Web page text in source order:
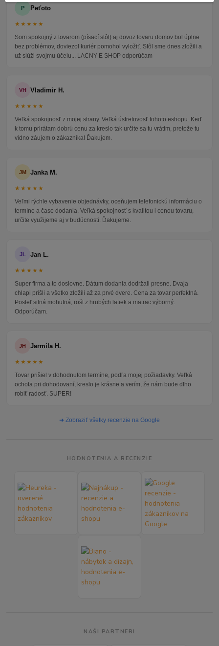
P Peťoto
★★★★★
Som spokojný z tovarom (písací stôl) aj dovoz tovaru domov bol úplne
bez problémov, doviezol kuriér pomohol vyložiť. Stôl sme dnes zložili a
už slúži svojmu účelu... LACNY E SHOP odporúčam
VH Vladimir H.
★★★★★
Veľká spokojnosť z mojej strany. Veľká ústretovosť tohoto eshopu. Keď
k tomu prirátam dobrú cenu za kreslo tak určite sa tu vrátim, pretože tu
vidno záujem o zákazníka! Ďakujem.
JM Janka M.
★★★★★
Veľmi rýchle vybavenie objednávky, oceňujem telefonickú informáciu o
termíne a čase dodania. Veľká spokojnosť s kvalitou i cenou tovaru,
určite využijeme aj v budúcnosti. Ďakujeme.
JL Jan L.
★★★★★
Super firma a to doslovne. Dátum dodania dodržali presne. Dvaja
chlapi prišli a všetko zložili až za prvé dvere. Cena za tovar perfektná.
Posteľ silná mohutná, rošt z hrubých latiek a matrac výborný.
Odporúčam.
JH Jarmila H.
★★★★★
Tovar prišiel v dohodnutom termíne, podľa mojej požiadavky. Veľká
ochota pri dohodovaní, kreslo je krásne a verím, že nám bude dlho
robiť radosť. SUPER!
➜ Zobraziť všetky recenzie na Google
HODNOTENIA A RECENZIE
NAŠI PARTNERI